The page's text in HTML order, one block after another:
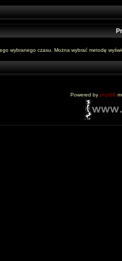
wybranego czasu. Można wybrać metodę
Powered by phpBB